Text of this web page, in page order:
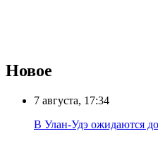
Новое
7 августа, 17:34
В Улан-Удэ ожидаются